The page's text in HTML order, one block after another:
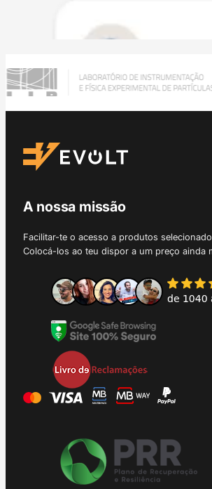
A nossa missão
Facilitar-te o acesso a produtos
Colocá-los ao teu dispor a um preço ainda